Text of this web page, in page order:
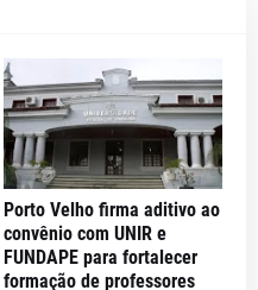
Porto Velho firma aditivo ao
convênio com UNIR e
FUNDAPE para fortalecer
formação de professores